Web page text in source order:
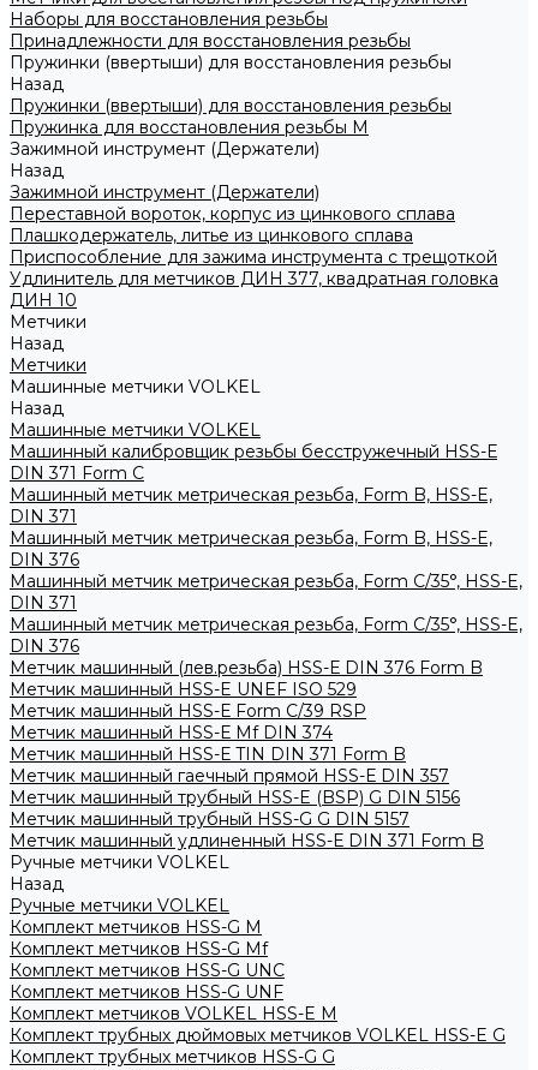
Наборы для восстановления резьбы
Принадлежности для восстановления резьбы
Пружинки (ввертыши) для восстановления резьбы
Назад
Пружинки (ввертыши) для восстановления резьбы
Пружинка для восстановления резьбы M
Зажимной инструмент (Держатели)
Назад
Зажимной инструмент (Держатели)
Переставной вороток, корпус из цинкового сплава
Плашкодержатель, литье из цинкового сплава
Приспособление для зажима инструмента с трещоткой
Удлинитель для метчиков ДИН 377, квадратная головка
ДИН 10
Метчики
Назад
Метчики
Машинные метчики VOLKEL
Назад
Машинные метчики VOLKEL
Машинный калибровщик резьбы бесстружечный HSS-Е
DIN 371 Form C
Машинный метчик метрическая резьба, Form B, HSS-E,
DIN 371
Машинный метчик метрическая резьба, Form B, HSS-E,
DIN 376
Машинный метчик метрическая резьба, Form С/35°, HSS-E,
DIN 371
Машинный метчик метрическая резьба, Form С/35°, HSS-E,
DIN 376
Метчик машинный (лев.резьба) HSS-Е DIN 376 Form B
Метчик машинный HSS-E UNEF ISO 529
Метчик машинный HSS-Е Form C/39 RSP
Метчик машинный HSS-Е Mf DIN 374
Метчик машинный HSS-Е TIN DIN 371 Form B
Метчик машинный гаечный прямой HSS-Е DIN 357
Метчик машинный трубный HSS-E (BSP) G DIN 5156
Метчик машинный трубный HSS-G G DIN 5157
Метчик машинный удлиненный HSS-Е DIN 371 Form B
Ручные метчики VOLKEL
Назад
Ручные метчики VOLKEL
Комплект метчиков HSS-G M
Комплект метчиков HSS-G Mf
Комплект метчиков HSS-G UNC
Комплект метчиков HSS-G UNF
Комплект метчиков VOLKEL HSS-E M
Комплект трубных дюймовых метчиков VOLKEL HSS-E G
Комплект трубных метчиков HSS-G G